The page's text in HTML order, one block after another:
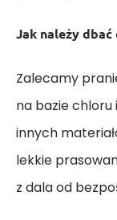
Jak należy dbać
Zalecamy
na bazie
innych
lekkie
z dala od